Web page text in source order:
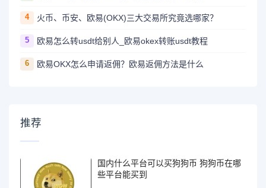
4 火币、币安、欧易(OKX)三大交易所究竟选哪家？
5 欧易怎么转usdt给别人_欧易okex转账usdt教程
6 欧易OKX怎么申请返佣？欧易返佣方法是什么
推荐
国内什么平台可以买狗狗币 狗狗币在哪
些平台能买到